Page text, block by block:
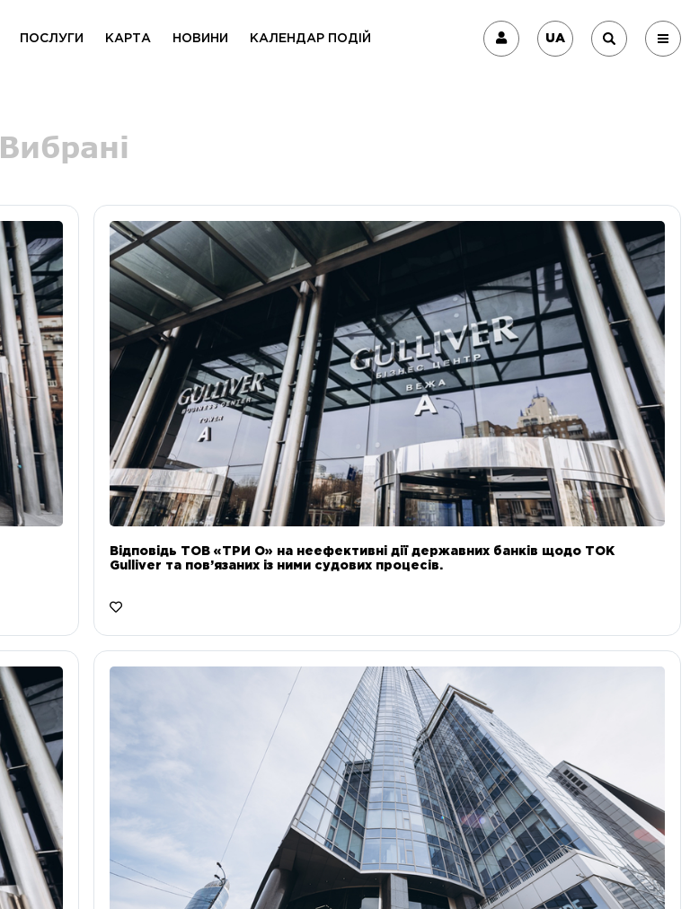
ПОСЛУГИ КАРТА НОВИНИ КАЛЕНДАР ПОДІЙ UA
Вибрані
Відповідь ТОВ «ТРИ О» на неефективні дії державних банків щодо ТОК
Gulliver та пов’язаних із ними судових процесів.